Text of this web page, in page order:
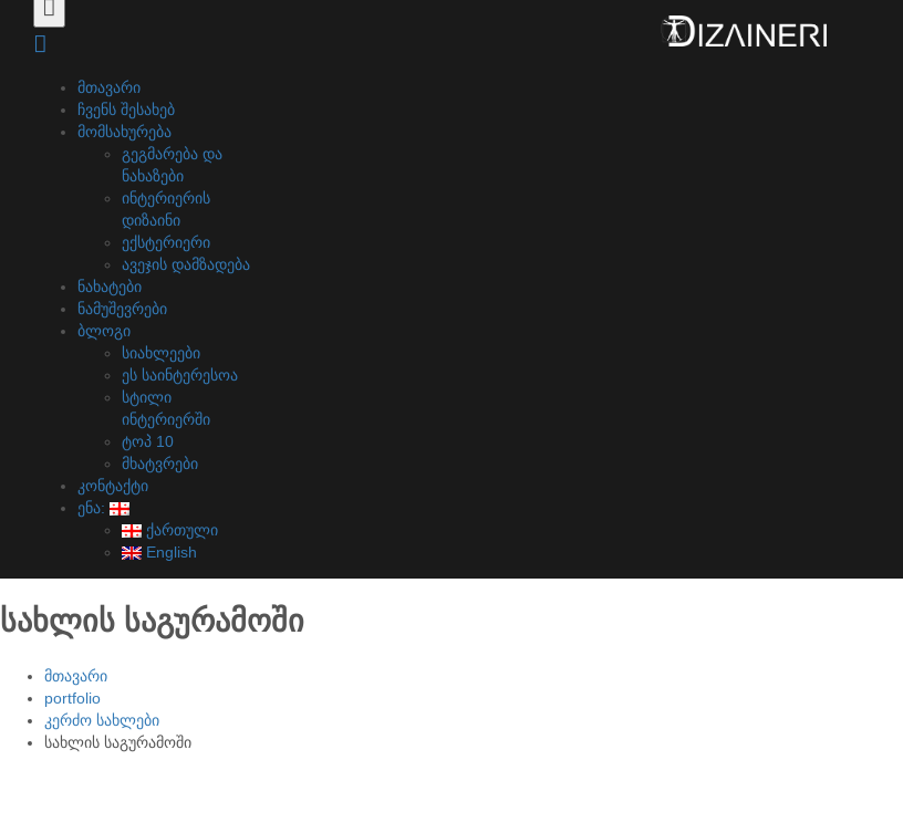
მთავარი
ჩვენს შესახებ
მომსახურება
გეგმარება და
ნახაზები
ინტერიერის
დიზაინი
ექსტერიერი
ავეჯის დამზადება
ნახატები
ნამუშევრები
ბლოგი
სიახლეები
ეს საინტერესოა
სტილი
ინტერიერში
ტოპ 10
მხატვრები
კონტაქტი
ენა:
ქართული
English
სახლის საგურამოში
მთავარი
portfolio
კერძო სახლები
სახლის საგურამოში